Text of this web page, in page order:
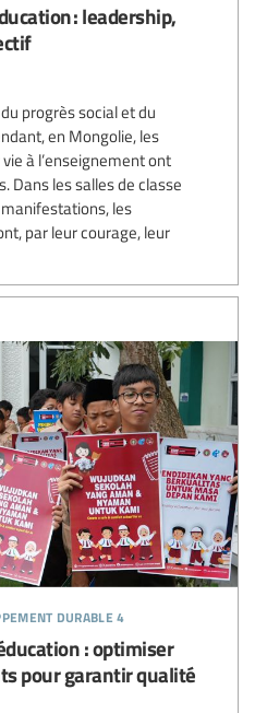
: leadership,
progrès social et du
en Mongolie, les
à l’enseignement ont
Dans les salles de classe
les
par leur courage, leur
durable 4
: optimiser
pour garantir qualité